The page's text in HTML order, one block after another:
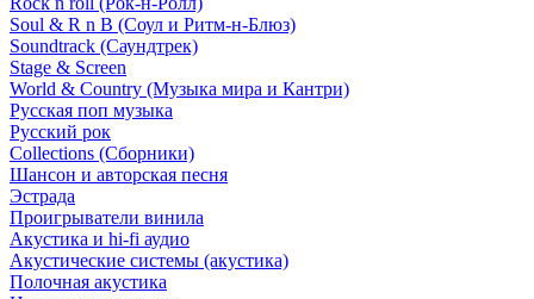
Soul & R n B (Соул и Ритм-н-Блюз)
Soundtrack (Саундтрек)
Stage & Screen
World & Country (Музыка мира и Кантри)
Русская поп музыка
Русский рок
Сollections (Сборники)
Шансон и авторская песня
Эстрада
Проигрыватели винила
Акустика и hi-fi аудио
Акустические системы (акустика)
Полочная акустика